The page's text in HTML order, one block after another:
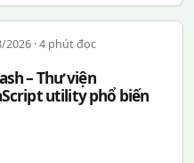
2026 · 4 phút đọc
– Thư viện
utility phổ biến